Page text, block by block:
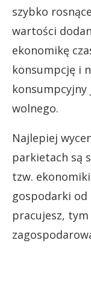
szybko
wartości
ekonomikę
konsumpcję i
konsumpcyjny
wolnego.
Najlepiej
parkietach są
tzw.
gospodarki od
pracujesz,